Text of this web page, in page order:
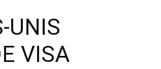
UNIS
VISA